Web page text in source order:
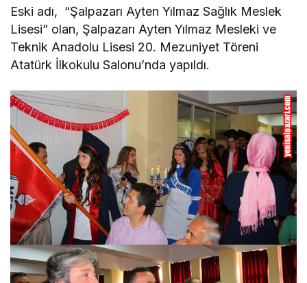
Eski adı, “Şalpazarı Ayten Yılmaz Sağlık Meslek
Lisesi” olan, Şalpazarı Ayten Yılmaz Mesleki ve
Teknik Anadolu Lisesi 20. Mezuniyet Töreni
Atatürk İlkokulu Salonu’nda yapıldı.